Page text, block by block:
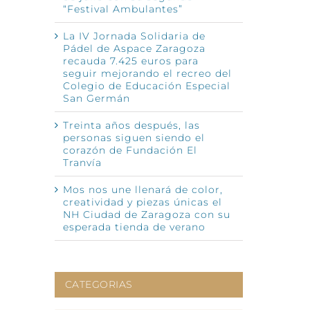
“Festival Ambulantes”
La IV Jornada Solidaria de
Pádel de Aspace Zaragoza
recauda 7.425 euros para
seguir mejorando el recreo del
Colegio de Educación Especial
San Germán
Treinta años después, las
personas siguen siendo el
corazón de Fundación El
Tranvía
Mos nos une llenará de color,
creatividad y piezas únicas el
NH Ciudad de Zaragoza con su
esperada tienda de verano
CATEGORIAS